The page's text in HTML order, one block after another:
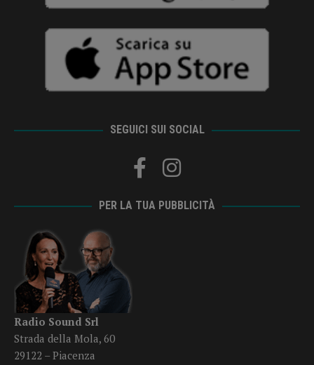
SEGUICI SUI SOCIAL
PER LA TUA PUBBLICITÀ
Radio Sound Srl
Strada della Mola, 60
29122 – Piacenza